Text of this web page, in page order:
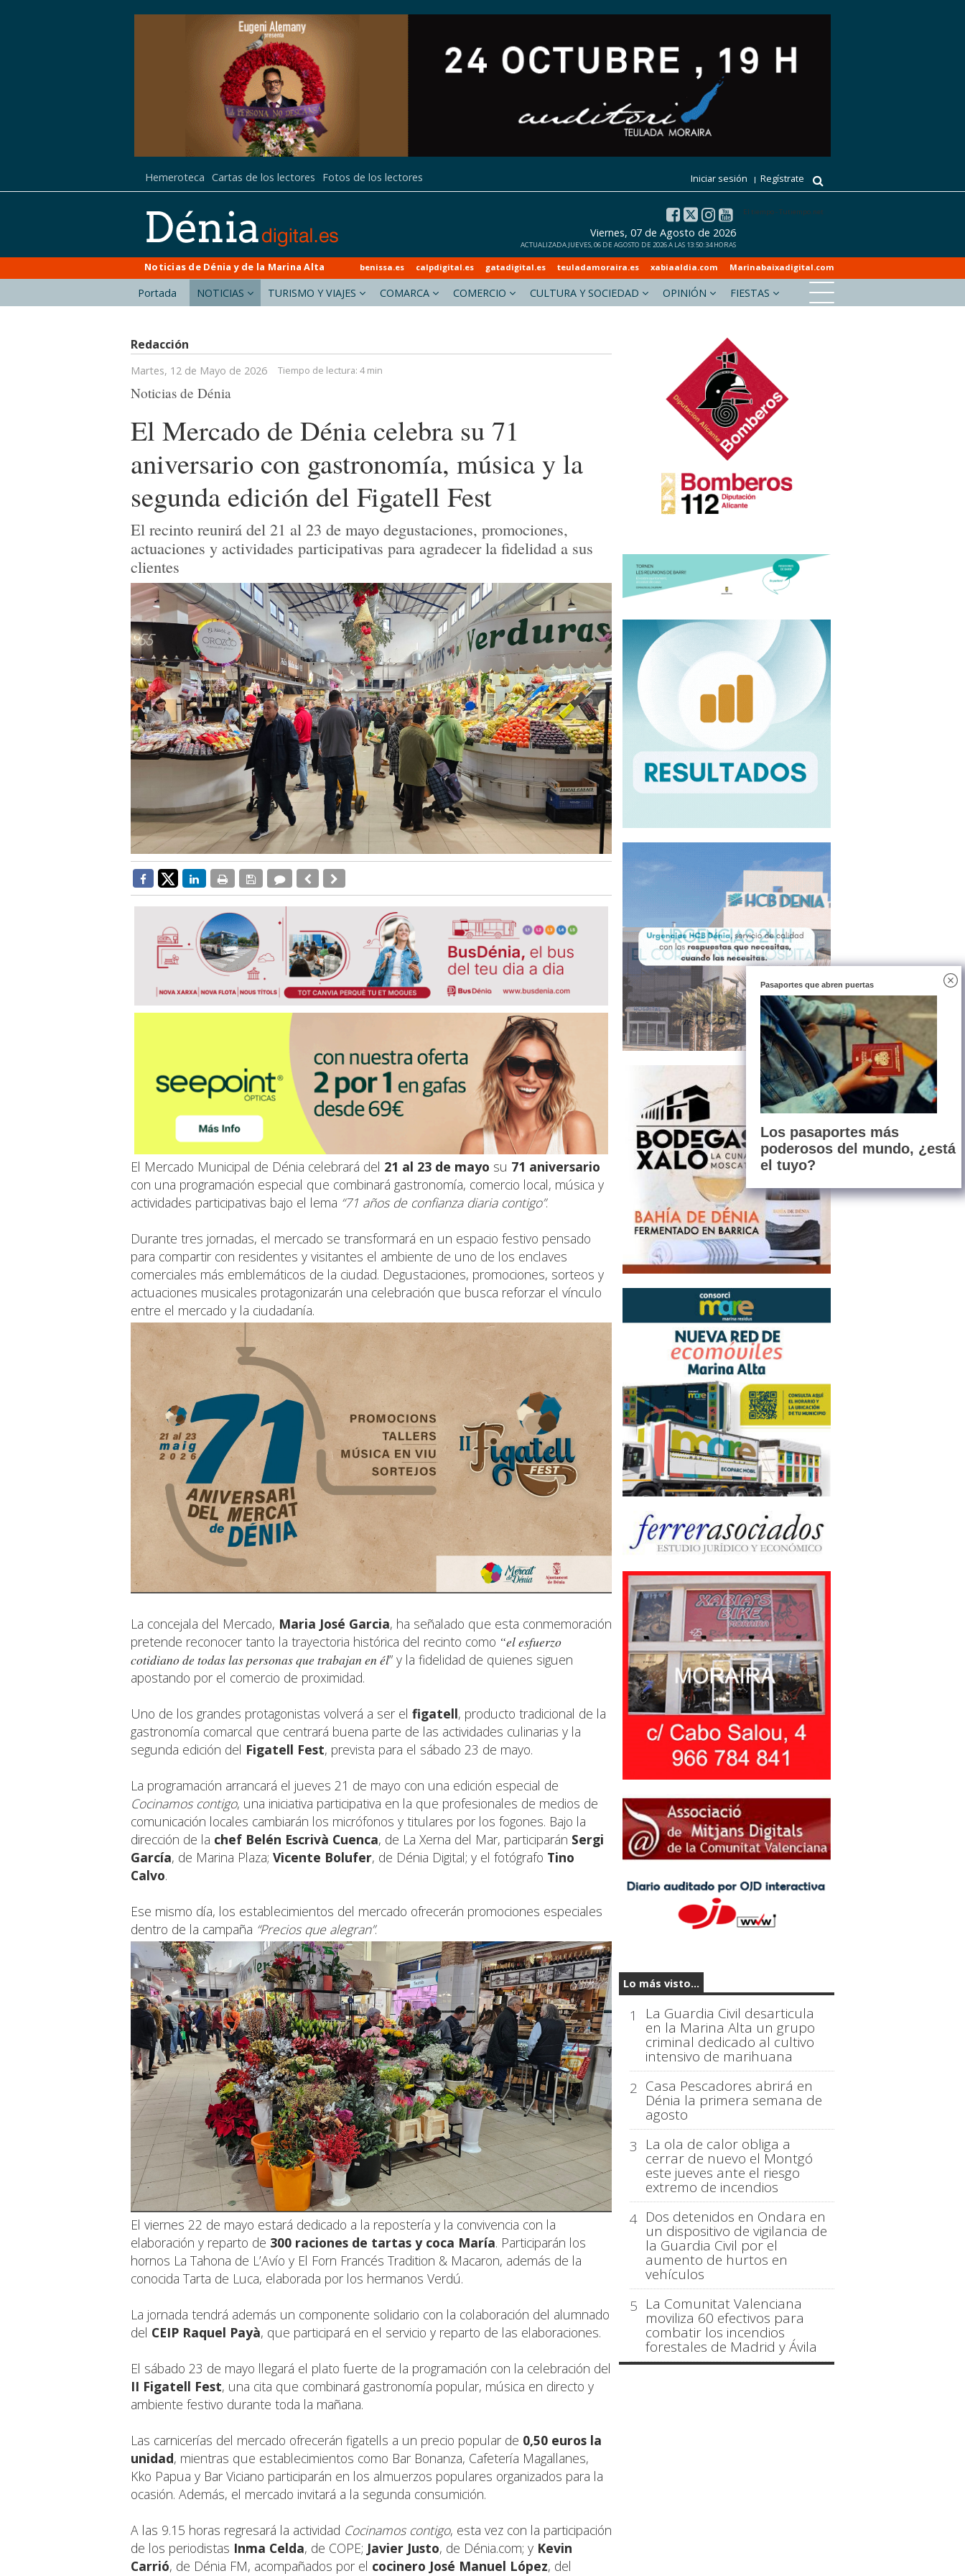
Hemeroteca Cartas de los lectores Fotos de los lectores Iniciar sesión Regístrate
El tiempo - Tutiempo.net
Viernes, 07 de Agosto de 2026
ACTUALIZADA JUEVES, 06 DE AGOSTO DE 2026 A LAS 13:50:34 HORAS
Noticias de Dénia y de la Marina Alta benissa.es calpdigital.es gatadigital.es teuladamoraira.es xabiaaldia.com Marinabaixadigital.com
Portada NOTICIAS TURISMO Y VIAJES COMARCA COMERCIO CULTURA Y SOCIEDAD OPINIÓN FIESTAS
Redacción
Martes, 12 de Mayo de 2026 Tiempo de lectura: 4 min
Noticias de Dénia
El Mercado de Dénia celebra su 71
aniversario con gastronomía, música y la
segunda edición del Figatell Fest
El recinto reunirá del 21 al 23 de mayo degustaciones, promociones,
actuaciones y actividades participativas para agradecer la fidelidad a sus
clientes
El Mercado Municipal de Dénia celebrará del 21 al 23 de mayo su 71 aniversario
con una programación especial que combinará gastronomía, comercio local, música y
actividades participativas bajo el lema “71 años de confianza diaria contigo”.
Durante tres jornadas, el mercado se transformará en un espacio festivo pensado
para compartir con residentes y visitantes el ambiente de uno de los enclaves
comerciales más emblemáticos de la ciudad. Degustaciones, promociones, sorteos y
actuaciones musicales protagonizarán una celebración que busca reforzar el vínculo
entre el mercado y la ciudadanía.
La concejala del Mercado, Maria José Garcia, ha señalado que esta conmemoración
pretende reconocer tanto la trayectoria histórica del recinto como “el esfuerzo
cotidiano de todas las personas que trabajan en él” y la fidelidad de quienes siguen
apostando por el comercio de proximidad.
Uno de los grandes protagonistas volverá a ser el figatell, producto tradicional de la
gastronomía comarcal que centrará buena parte de las actividades culinarias y la
segunda edición del Figatell Fest, prevista para el sábado 23 de mayo.
La programación arrancará el jueves 21 de mayo con una edición especial de
Cocinamos contigo, una iniciativa participativa en la que profesionales de medios de
comunicación locales cambiarán los micrófonos y titulares por los fogones. Bajo la
dirección de la chef Belén Escrivà Cuenca, de La Xerna del Mar, participarán Sergi
García, de Marina Plaza; Vicente Bolufer, de Dénia Digital; y el fotógrafo Tino
Calvo.
Ese mismo día, los establecimientos del mercado ofrecerán promociones especiales
dentro de la campaña “Precios que alegran”.
El viernes 22 de mayo estará dedicado a la repostería y la convivencia con la
elaboración y reparto de 300 raciones de tartas y coca María. Participarán los
hornos La Tahona de L’Avío y El Forn Francés Tradition & Macaron, además de la
conocida Tarta de Luca, elaborada por los hermanos Verdú.
La jornada tendrá además un componente solidario con la colaboración del alumnado
del CEIP Raquel Payà, que participará en el servicio y reparto de las elaboraciones.
El sábado 23 de mayo llegará el plato fuerte de la programación con la celebración del
II Figatell Fest, una cita que combinará gastronomía popular, música en directo y
ambiente festivo durante toda la mañana.
Las carnicerías del mercado ofrecerán figatells a un precio popular de 0,50 euros la
unidad, mientras que establecimientos como Bar Bonanza, Cafetería Magallanes,
Kko Papua y Bar Viciano participarán en los almuerzos populares organizados para la
ocasión. Además, el mercado invitará a la segunda consumición.
A las 9.15 horas regresará la actividad Cocinamos contigo, esta vez con la participación
de los periodistas Inma Celda, de COPE; Javier Justo, de Dénia.com; y Kevin
Carrió, de Dénia FM, acompañados por el cocinero José Manuel López, del
Lo más visto...
1 La Guardia Civil desarticula
en la Marina Alta un grupo
criminal dedicado al cultivo
intensivo de marihuana
2 Casa Pescadores abrirá en
Dénia la primera semana de
agosto
3 La ola de calor obliga a
cerrar de nuevo el Montgó
este jueves ante el riesgo
extremo de incendios
4 Dos detenidos en Ondara en
un dispositivo de vigilancia de
la Guardia Civil por el
aumento de hurtos en
vehículos
5 La Comunitat Valenciana
moviliza 60 efectivos para
combatir los incendios
forestales de Madrid y Ávila
Pasaportes que abren puertas
Los pasaportes más
poderosos del mundo, ¿está
el tuyo?